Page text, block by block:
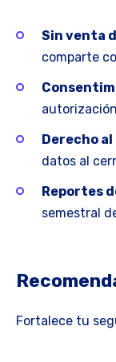
Sin venta
comparte
Derecho
datos al
Reportes
semestral
Fortalece tu